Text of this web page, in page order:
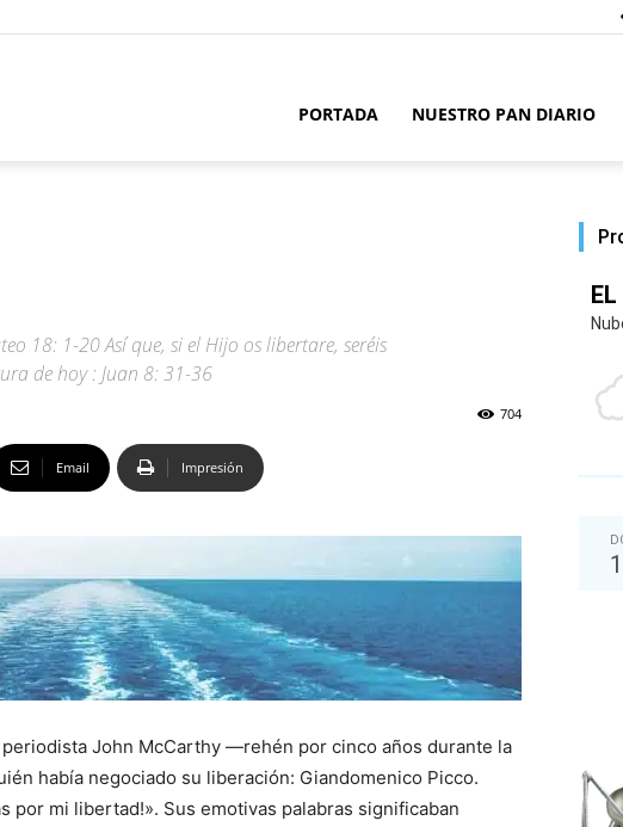
PORTADA NUESTRO PAN DIARIO
18: 1-20 Así que, si el Hijo os libertare, seréis
de hoy : Juan 8: 31-36
704
Email Impresión
John McCarthy —rehén por cinco años durante la
había negociado su liberación: Giandomenico Picco.
por mi libertad!». Sus emotivas palabras significaban